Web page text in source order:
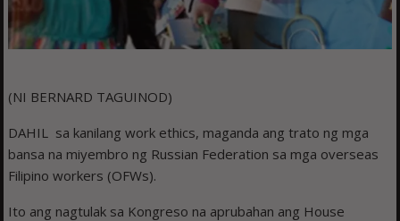
(NI BERNARD TAGUINOD)
DAHIL sa kanilang work ethics, maganda ang trato ng mga
bansa na miyembro ng Russian Federation sa mga overseas
Filipino workers (OFWs).
Ito ang nagtulak sa Kongreso na aprubahan ang House